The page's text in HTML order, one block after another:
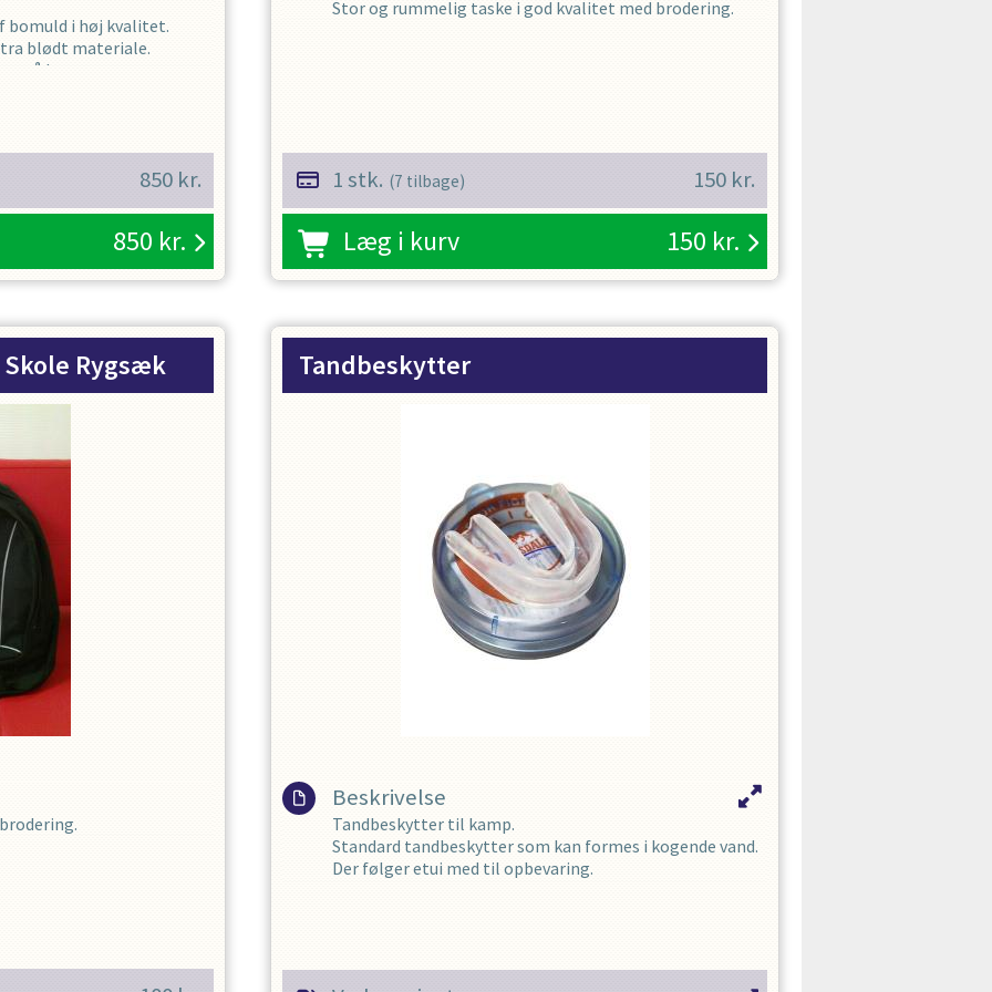
bomuld i høj kvalitet.
blødt materiale.
på bryst og ryg.
leveringstid ca 14 - 21
og konkurrence og
850 kr.
850 kr.
Stor og rummelig taske i god kvalitet med brodering.
Læg i kurv 150 kr.
1 stk. (7 tilbage) 150 kr.
Rygsæk Tandbeskytter
Beskrivelse
Tandbeskytter til kamp.
Standard tandbeskytter som kan formes i kogende vand.
Der følger etui med til opbevaring.